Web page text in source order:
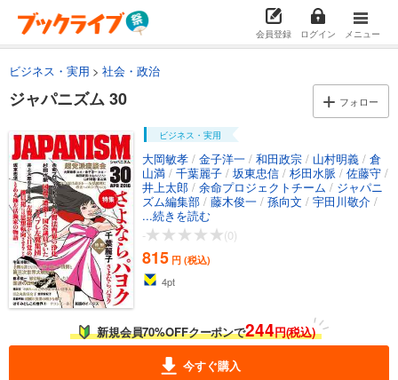
会員登録 ログイン メニュー
ビジネス・実用 社会・政治
ジャパニズム 30 フォロー
ビジネス・実用
大岡敏孝 / 金子洋一 / 和田政宗 / 山村明義 / 倉
山満 / 千葉麗子 / 坂東忠信 / 杉田水脈 / 佐藤守 /
井上太郎 / 余命プロジェクトチーム / ジャパニ
ズム編集部 / 藤木俊一 / 孫向文 / 宇田川敬介 /
藤井実彦/在日三世＠3korean
KAZUYA/カミカゼじゃあの
安紀子 /永井由紀子
左翼アカデミズムを研究する会
大輔
小名木善行
...続きを読む
-
(0)
815 円 (税込)
4pt
新規会員70%OFFクーポンで244円(税込)
今すぐ購入